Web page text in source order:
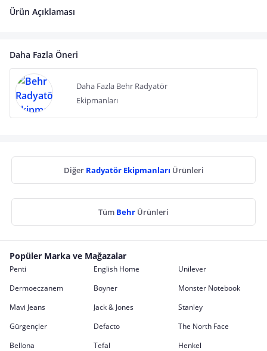
Ürün Açıklaması
Daha Fazla Öneri
Daha Fazla Behr Radyatör
Ekipmanları
Diğer Radyatör Ekipmanları Ürünleri
Tüm Behr Ürünleri
Popüler Marka ve Mağazalar
Penti English Home
Unilever
Dermoeczanem
Boyner
Monster Notebook
Mavi Jeans
Jack & Jones
Stanley
Gürgençler
Defacto
The North Face
Bellona
Tefal
Henkel